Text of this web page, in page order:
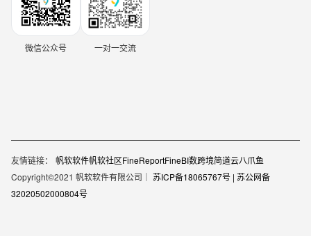
微信公众号 一对一交流
友情链接： 帆软软件帆软社区FineReportFineBI数跨境简道云八爪鱼
Copyright©2021 帆软软件有限公司｜ 苏ICP备18065767号 | 苏公网备
32020502000804号